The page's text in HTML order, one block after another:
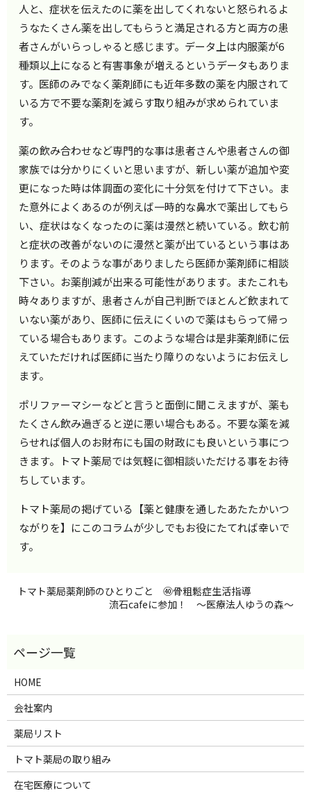
人と、症状を伝えたのに薬を出してくれないと怒られるよ
うなたくさん薬を出してもらうと満足される方と両方の患
者さんがいらっしゃると感じます。データ上は内服薬が6
種類以上になると有害事象が増えるというデータもありま
す。医師のみでなく薬剤師にも近年多数の薬を内服されて
いる方で不要な薬剤を減らす取り組みが求められていま
す。
薬の飲み合わせなど専門的な事は患者さんや患者さんの御
家族では分かりにくいと思いますが、新しい薬が追加や変
更になった時は体調面の変化に十分気を付けて下さい。ま
た意外によくあるのが例えば一時的な鼻水で薬出してもら
い、症状はなくなったのに薬は漫然と続いている。飲む前
と症状の改善がないのに漫然と薬が出ているという事はあ
ります。そのような事がありましたら医師か薬剤師に相談
下さい。お薬削減が出来る可能性があります。またこれも
時々ありますが、患者さんが自己判断でほとんど飲まれて
いない薬があり、医師に伝えにくいので薬はもらって帰っ
ている場合もあります。このような場合は是非薬剤師に伝
えていただければ医師に当たり障りのないようにお伝えし
ます。
ポリファーマシーなどと言うと面倒に聞こえますが、薬も
たくさん飲み過ぎると逆に悪い場合もある。不要な薬を減
らせれば個人のお財布にも国の財政にも良いという事につ
きます。トマト薬局では気軽に御相談いただける事をお待
ちしています。
トマト薬局の掲げている【薬と健康を通したあたたかいつ
ながりを】にこのコラムが少しでもお役にたてれば幸いで
す。
トマト薬局薬剤師のひとりごと ㊵骨粗鬆症生活指導
流石cafeに参加！ ～医療法人ゆうの森～
HOME
会社案内
薬局リスト
トマト薬局の取り組み
在宅医療について